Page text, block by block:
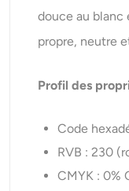
douce au blanc
propre, neutre
Profil des
Code
RVB : 230
CMYK : 0%